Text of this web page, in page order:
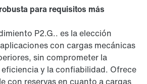
para requisitos más
P2.G.. es la elección
con cargas mecánicas
sin comprometer la
y la confiabilidad. Ofrece